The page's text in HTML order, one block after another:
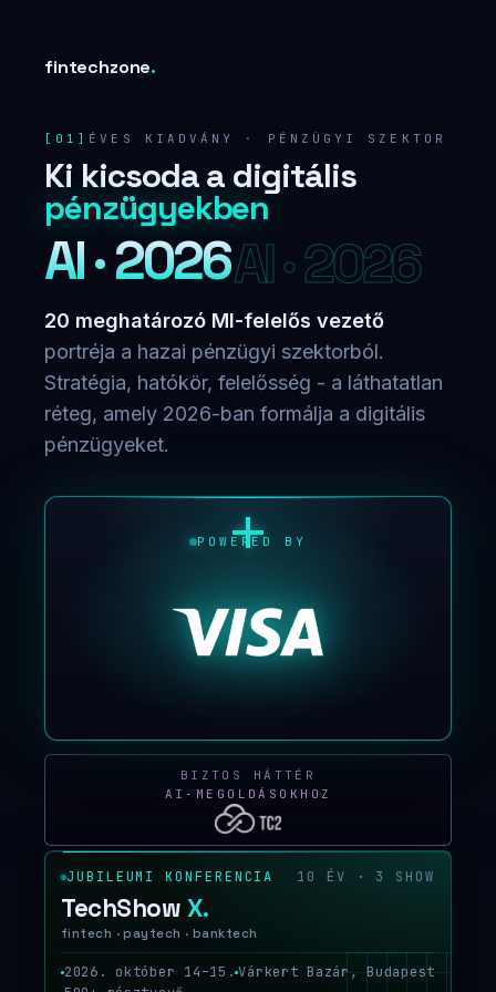
fintechzone.
ÉVES KIADVÁNY · PÉNZÜGYI SZEKTOR
Ki kicsoda a digitális
pénzügyekben
AI · 2026
20 meghatározó MI-felelős vezető
portréja a hazai pénzügyi szektorból.
Stratégia, hatókör, felelősség - a láthatatlan
réteg, amely 2026-ban formálja a digitális
pénzügyeket.
POWERED BY
BIZTOS HÁTTÉR
AI‑MEGOLDÁSOKHOZ
JUBILEUMI KONFERENCIA 10 ÉV · 3 SHOW
TechShow X.
fintech · paytech · banktech
2026. október 14–15.Várkert Bazár, Budapest